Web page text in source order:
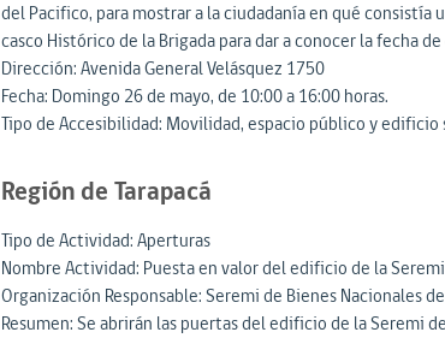
del Pacifico, para mostrar a la ciudadanía en qué consistía
casco Histórico de la Brigada para dar a conocer la fecha
Dirección: Avenida General Velásquez 1750
Fecha: Domingo 26 de mayo, de 10:00 a 16:00 horas.
Tipo de Accesibilidad: Movilidad, espacio público y
Región de Tarapacá
Tipo de Actividad: Aperturas
Nombre Actividad: Puesta en valor del edificio de la
Organización Responsable: Seremi de Bienes Nacionales de
Resumen: Se abrirán las puertas del edificio de la Seremi